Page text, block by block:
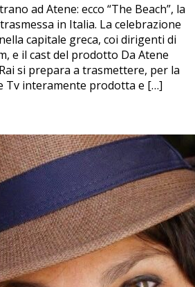
ad Atene: ecco “The Beach”, la
in Italia. La celebrazione
capitale greca, coi dirigenti di
e il cast del prodotto Da Atene
si prepara a trasmettere, per la
Tv interamente prodotta e […]